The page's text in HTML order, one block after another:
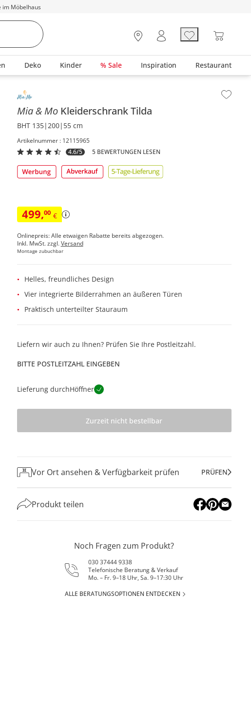
im Möbelhaus
Deko Kinder % Sale Inspiration Restaurant
Inhalt der Seitenleiste überspringen - Zum Seitenende
Mia & Mo KleiderschrankTilda
BHT 135|200|55 cm
Artikelnummer : 12115965
4.6/5
5 BEWERTUNGEN LESEN
499,00 €
Onlinepreis: Alle etwaigen Rabatte bereits abgezogen.
Inkl. MwSt. zzgl.Versand
Montage zubuchbar
Helles, freundliches Design
Vier integrierte Bilderrahmen an äußeren Türen
Praktisch unterteilter Stauraum
Liefern wir auch zu Ihnen? Prüfen Sie Ihre Postleitzahl.
BITTE POSTLEITZAHL EINGEBEN
Lieferung durchHöffner
Zurzeit nicht bestellbar
Vor Ort ansehen & Verfügbarkeit prüfen PRÜFEN
Produkt teilen
Noch Fragen zum Produkt?
030 37444 9338
Telefonische Beratung & Verkauf
Mo. – Fr. 9–18 Uhr, Sa. 9–17:30 Uhr
ALLE BERATUNGSOPTIONEN ENTDECKEN